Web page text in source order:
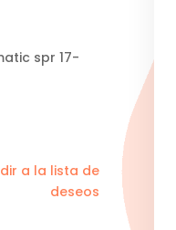
spr 17-
a la lista de
deseos